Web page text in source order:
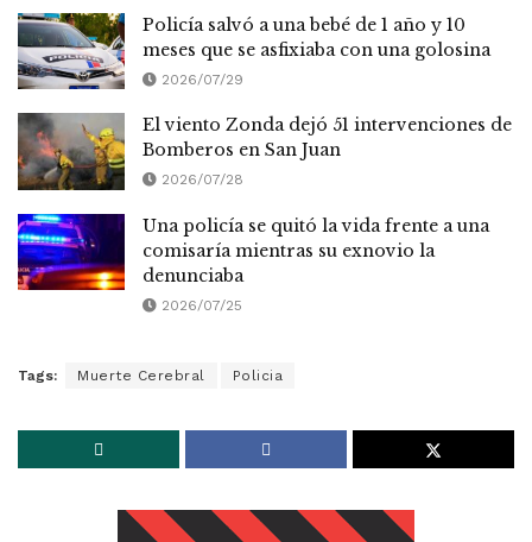
Policía salvó a una bebé de 1 año y 10
meses que se asfixiaba con una golosina
2026/07/29
El viento Zonda dejó 51 intervenciones de
Bomberos en San Juan
2026/07/28
Una policía se quitó la vida frente a una
comisaría mientras su exnovio la
denunciaba
2026/07/25
Tags: Muerte Cerebral Policia